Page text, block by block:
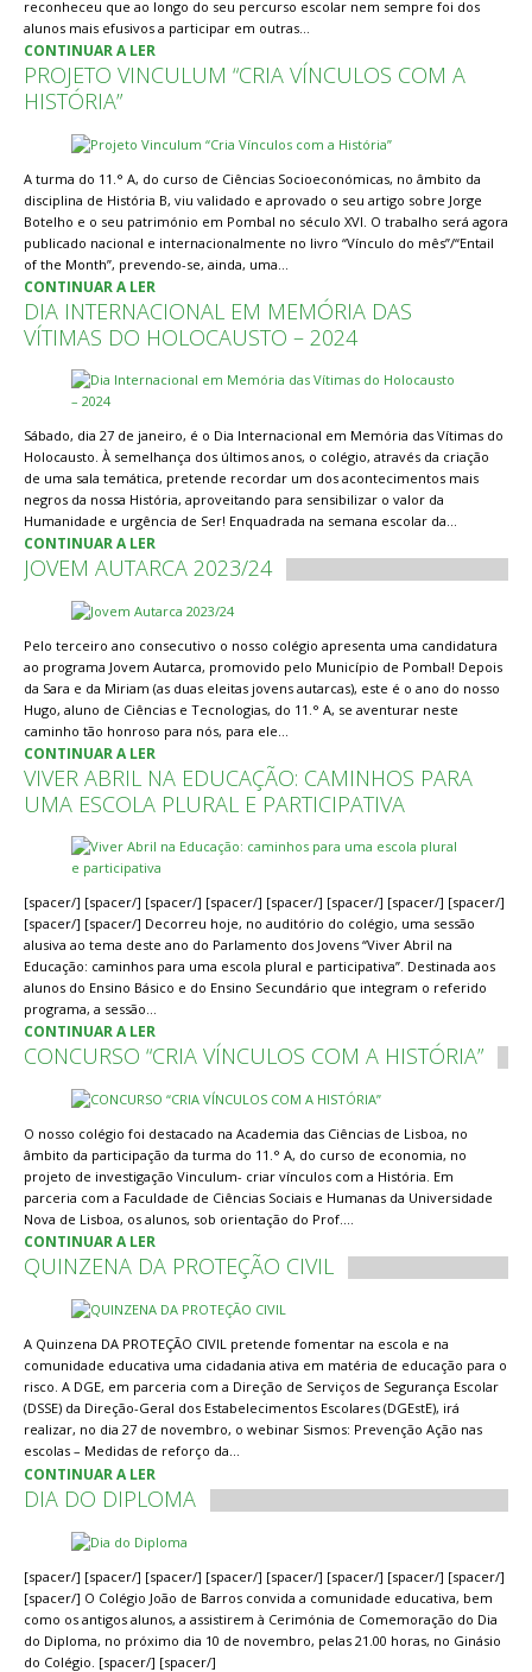
reconheceu que ao longo do seu percurso escolar nem sempre foi dos
alunos mais efusivos a participar em outras…
CONTINUAR A LER
PROJETO VINCULUM “CRIA VÍNCULOS COM A
HISTÓRIA”
A turma do 11.° A, do curso de Ciências Socioeconómicas, no âmbito da
disciplina de História B, viu validado e aprovado o seu artigo sobre Jorge
Botelho e o seu património em Pombal no século XVI. O trabalho será agora
publicado nacional e internacionalmente no livro “Vínculo do mês”/“Entail
of the Month”, prevendo-se, ainda, uma…
CONTINUAR A LER
DIA INTERNACIONAL EM MEMÓRIA DAS
VÍTIMAS DO HOLOCAUSTO – 2024
Sábado, dia 27 de janeiro, é o Dia Internacional em Memória das Vítimas do
Holocausto. À semelhança dos últimos anos, o colégio, através da criação
de uma sala temática, pretende recordar um dos acontecimentos mais
negros da nossa História, aproveitando para sensibilizar o valor da
Humanidade e urgência de Ser! Enquadrada na semana escolar da…
CONTINUAR A LER
JOVEM AUTARCA 2023/24
Pelo terceiro ano consecutivo o nosso colégio apresenta uma candidatura
ao programa Jovem Autarca, promovido pelo Município de Pombal! Depois
da Sara e da Miriam (as duas eleitas jovens autarcas), este é o ano do nosso
Hugo, aluno de Ciências e Tecnologias, do 11.° A, se aventurar neste
caminho tão honroso para nós, para ele…
CONTINUAR A LER
VIVER ABRIL NA EDUCAÇÃO: CAMINHOS PARA
UMA ESCOLA PLURAL E PARTICIPATIVA
[spacer/] [spacer/] [spacer/] [spacer/] [spacer/] [spacer/] [spacer/] [spacer/]
[spacer/] [spacer/] Decorreu hoje, no auditório do colégio, uma sessão
alusiva ao tema deste ano do Parlamento dos Jovens “Viver Abril na
Educação: caminhos para uma escola plural e participativa”. Destinada aos
alunos do Ensino Básico e do Ensino Secundário que integram o referido
programa, a sessão…
CONTINUAR A LER
CONCURSO “CRIA VÍNCULOS COM A HISTÓRIA”
O nosso colégio foi destacado na Academia das Ciências de Lisboa, no
âmbito da participação da turma do 11.° A, do curso de economia, no
projeto de investigação Vinculum- criar vínculos com a História. Em
parceria com a Faculdade de Ciências Sociais e Humanas da Universidade
Nova de Lisboa, os alunos, sob orientação do Prof.…
CONTINUAR A LER
QUINZENA DA PROTEÇÃO CIVIL
A Quinzena DA PROTEÇÃO CIVIL pretende fomentar na escola e na
comunidade educativa uma cidadania ativa em matéria de educação para o
risco. A DGE, em parceria com a Direção de Serviços de Segurança Escolar
(DSSE) da Direção-Geral dos Estabelecimentos Escolares (DGEstE), irá
realizar, no dia 27 de novembro, o webinar Sismos: Prevenção Ação nas
escolas – Medidas de reforço da…
CONTINUAR A LER
DIA DO DIPLOMA
[spacer/] [spacer/] [spacer/] [spacer/] [spacer/] [spacer/] [spacer/] [spacer/]
[spacer/] O Colégio João de Barros convida a comunidade educativa, bem
como os antigos alunos, a assistirem à Cerimónia de Comemoração do Dia
do Diploma, no próximo dia 10 de novembro, pelas 21.00 horas, no Ginásio
do Colégio. [spacer/] [spacer/]